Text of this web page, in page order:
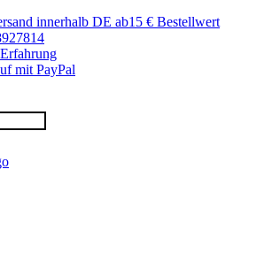
innerhalb DE ab15 € Bestellwert
mit PayPal